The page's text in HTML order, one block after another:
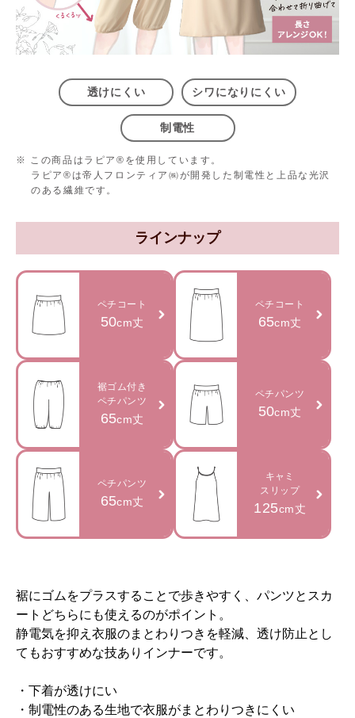
透けにくい シワになりにくい
制電性
※ この商品はラピア®を使用しています。
ラピア®は帝人フロンティア㈱が開発した制電性と上品な光沢
のある繊維です。
ラインナップ
ペチコート
50cm丈
ペチコート
65cm丈
裾ゴム付き
ペチパンツ
65cm丈
ペチパンツ
50cm丈
ペチパンツ
65cm丈
キャミ
スリップ
125cm丈
裾にゴムをプラスすることで歩きやすく、パンツとスカ
ートどちらにも使えるのがポイント。
静電気を抑え衣服のまとわりつきを軽減、透け防止とし
てもおすすめな技ありインナーです。
・下着が透けにい
・制電性のある生地で衣服がまとわりつきにくい